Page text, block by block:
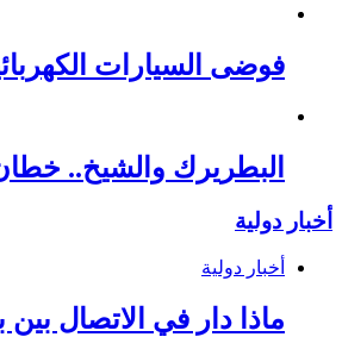
فوضى السيارات
البطريرك والشيخ.. خطان
أخبار دولية
أخبار دولية
ماذا دار في الاتصال بين